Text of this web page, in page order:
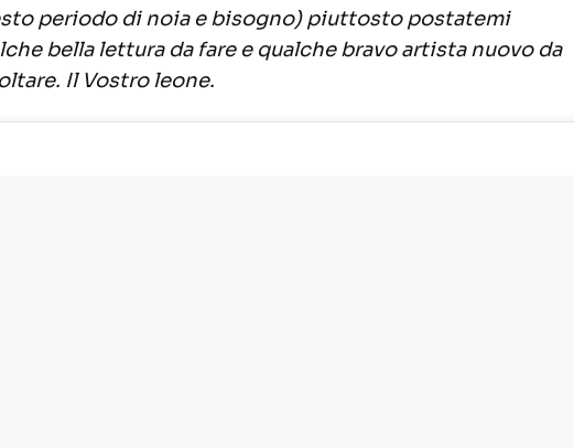
periodo di noia e bisogno) piuttosto postatemi
bella lettura da fare e qualche bravo artista nuovo da
Il Vostro leone.